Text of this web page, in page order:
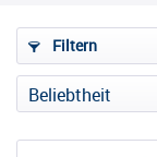
Filtern